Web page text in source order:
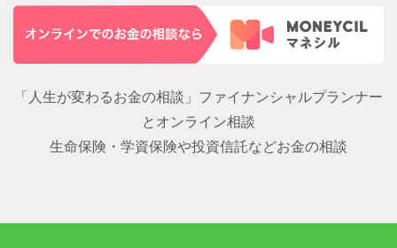
「人生が変わるお金の相談」ファイナンシャルプランナー
とオンライン相談
生命保険・学資保険や投資信託などお金の相談